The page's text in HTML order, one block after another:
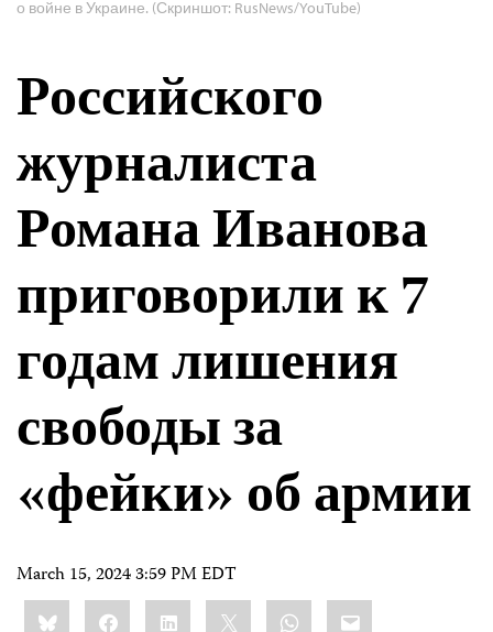
о войне в Украине. (Скриншот: RusNews/YouTube)
Российского
журналиста
Романа Иванова
приговорили к 7
годам лишения
свободы за
«фейки» об армии
March 15, 2024 3:59 PM EDT
Share
this:BlueskyFacebookLinkedIn WhatsApp
Email